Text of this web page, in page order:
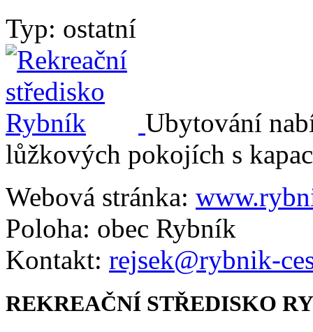
Typ: ostatní
Ubytování
lůžkových pokojích s
Webová stránka:
Poloha: obec Rybník
Kontakt: rejsek@rybnik-
REKREAČNÍ STŘEDISKO